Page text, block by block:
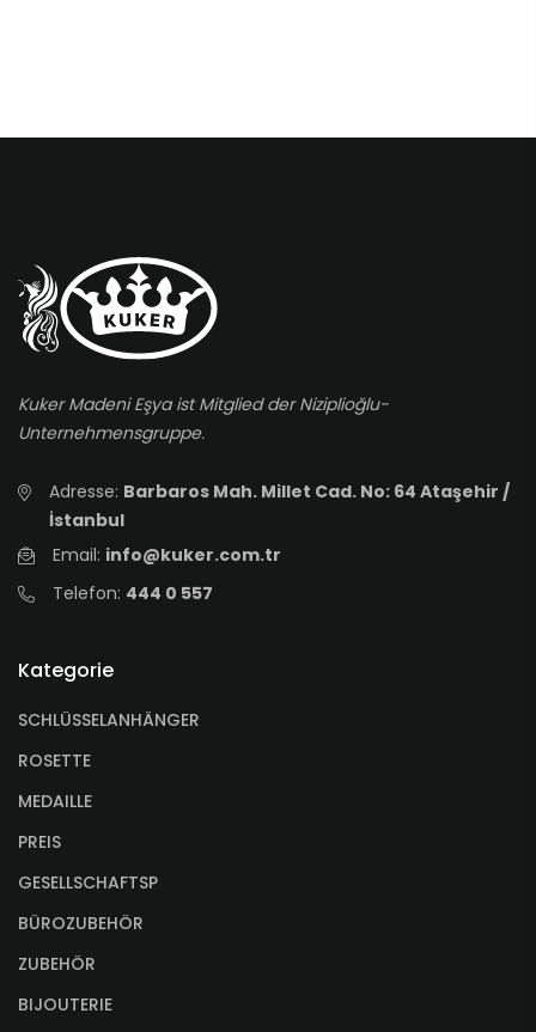
Kuker Madeni Eşya ist Mitglied der Niziplioğlu-
Unternehmensgruppe.
Adresse: Barbaros Mah. Millet Cad. No: 64 Ataşehir /
İstanbul
Email: info@kuker.com.tr
Telefon: 444 0 557
Kategorie
SCHLÜSSELANHÄNGER
ROSETTE
MEDAILLE
PREIS
GESELLSCHAFTSP
BÜROZUBEHÖR
ZUBEHÖR
BIJOUTERIE